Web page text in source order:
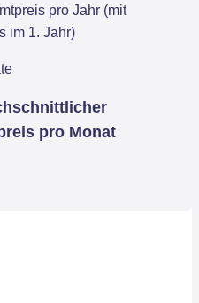
pro Jahr (mit
im 1. Jahr)
pro Monat